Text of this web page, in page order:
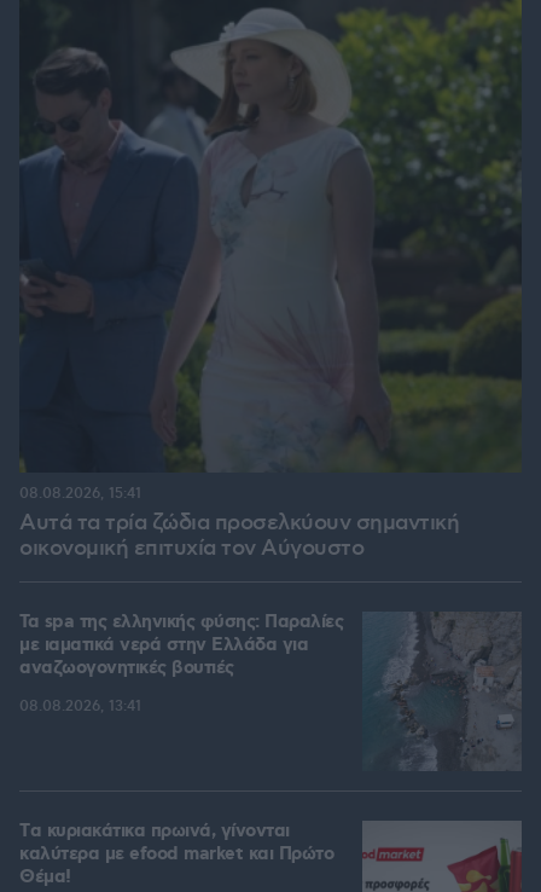
Αυτά τα τρία ζώδια προσελκύουν σημαντική
οικονομική επιτυχία τον Αύγουστο
08.08.2026, 15:41
Τα spa της ελληνικής φύσης: Παραλίες
με ιαματικά νερά στην Ελλάδα για
αναζωογονητικές βουτιές
08.08.2026, 13:41
Tα κυριακάτικα πρωινά, γίνονται
καλύτερα με efood market και Πρώτο
Θέμα!